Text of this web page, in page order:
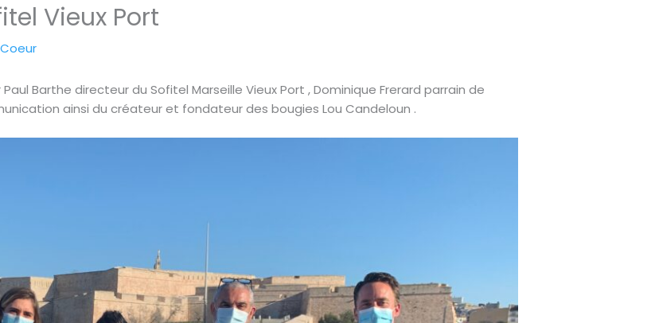
Vieux Port
Barthe directeur du Sofitel Marseille Vieux Port , Dominique Frerard parrain de
ainsi du créateur et fondateur des bougies Lou Candeloun .